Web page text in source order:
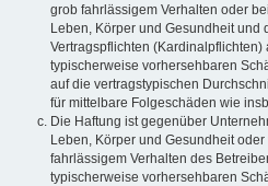
grob fahrlässigem Verhalten oder
Leben, Körper und Gesundheit und
Vertragspflichten (Kardinalpflichten)
typischerweise vorhersehbaren
auf die vertragstypischen
für mittelbare Folgeschäden wie
Die Haftung ist gegenüber
Leben, Körper und Gesundheit
fahrlässigem Verhalten des
typischerweise vorhersehbaren